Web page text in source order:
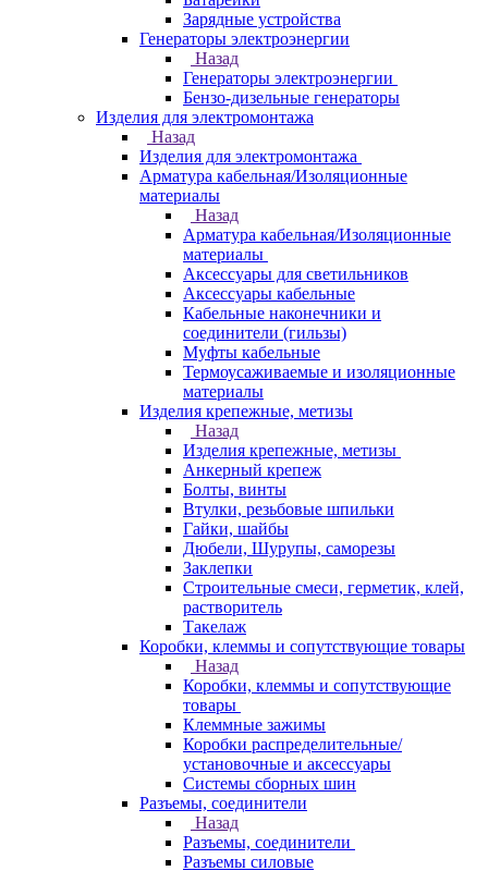
Зарядные устройства
Генераторы электроэнергии
Назад
Генераторы электроэнергии
Бензо-дизельные генераторы
Изделия для электромонтажа
Назад
Изделия для электромонтажа
Арматура кабельная/Изоляционные
материалы
Назад
Арматура кабельная/Изоляционные
материалы
Аксессуары для светильников
Аксессуары кабельные
Кабельные наконечники и
соединители (гильзы)
Муфты кабельные
Термоусаживаемые и изоляционные
материалы
Изделия крепежные, метизы
Назад
Изделия крепежные, метизы
Анкерный крепеж
Болты, винты
Втулки, резьбовые шпильки
Гайки, шайбы
Дюбели, Шурупы, саморезы
Заклепки
Строительные смеси, герметик, клей,
растворитель
Такелаж
Коробки, клеммы и сопутствующие товары
Назад
Коробки, клеммы и сопутствующие
товары
Клеммные зажимы
Коробки распределительные/
установочные и аксессуары
Системы сборных шин
Разъемы, соединители
Назад
Разъемы, соединители
Разъемы силовые